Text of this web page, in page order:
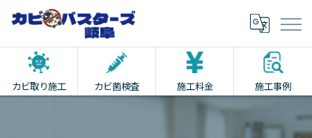
カビ取り施工 カビ菌検査 施工料金 施工事例